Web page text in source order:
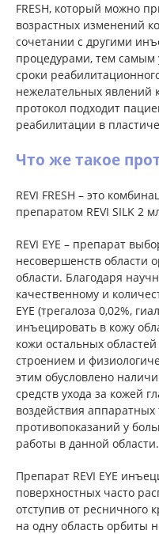
FRESH, который можно
возрастных изменений
сочетании с другими
процедурами, тем самым
сроки
нежелательных
протокол подходит
реабилитации в
Что же такое
REVI FRESH – это
препаратом REVI SILK 2
REVI EYE – препарат
несовершенств области
области. Благодаря
качественному и
EYE (трегалоза 0,02%,
инъецировать в кожу
кожи остальных
строением и
этим обусловлено
средств ухода за кожей
воздействия
противопоказаний у
работы в данной области.
Препарат REVI EYE
поверхностных часто
отступив от ресничного
на одну область орбиты